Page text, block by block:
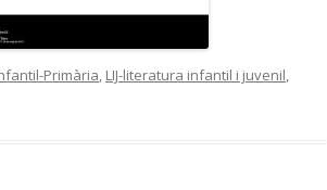
Primària, LIJ-literatura infantil i juvenil,